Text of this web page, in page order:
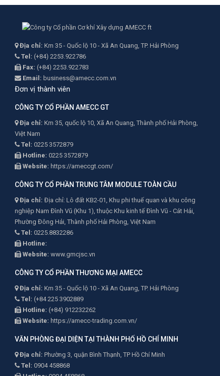
Địa chỉ: Km 35 - Quốc lộ 10 - Xã An Quang, TP. Hải Phòng
Tel: (+84) 2253.922786
Fax: (+84) 2253.922783
Email: business@amecc.com.vn
Đơn vị thành viên
CÔNG TY CỔ PHẦN AMECC GT
Địa chỉ: Km 35, quốc lộ 10, Xã An Quang, Thành phố Hải Phòng,
Việt Nam
Tel: 0225 3572879
Hotline: 0225 3572879
Website: https://ameccgt.com/
CÔNG TY CỔ PHẦN TRUNG TÂM MODULE TOÀN CẦU
Địa chỉ: Địa chỉ: Lô đất KB2-01, Khu phi thuế quan và khu công
nghiệp Nam Đình Vũ (Khu 1), thuộc Khu kinh tế Đình Vũ - Cát Hải,
Phường Đông Hải, Thành phố Hải Phòng, Việt Nam
Tel: 0225.8832286
Hotline:
Website: www.gmcjsc.vn
CÔNG TY CỔ PHẦN THƯƠNG MẠI AMECC
Địa chỉ: Km 35 - Quốc lộ 10 - Xã An Quang, TP. Hải Phòng
Tel: (+84 225 3902889
Hotline: (+84) 912232262
Website: https://amecc-trading.com.vn/
VĂN PHÒNG ĐẠI DIỆN TẠI THÀNH PHỐ HỒ CHÍ MINH
Địa chỉ: Phường 3, quận Bình Thạnh, TP Hồ Chí Minh
Tel: 0904 458868